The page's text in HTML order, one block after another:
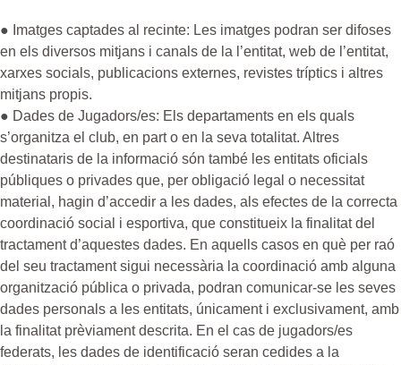
● Imatges captades al recinte: Les imatges podran ser difoses
en els diversos mitjans i canals de la l’entitat, web de l’entitat,
xarxes socials, publicacions externes, revistes tríptics i altres
mitjans propis.
● Dades de Jugadors/es: Els departaments en els quals
s’organitza el club, en part o en la seva totalitat. Altres
destinataris de la informació són també les entitats oficials
públiques o privades que, per obligació legal o necessitat
material, hagin d’accedir a les dades, als efectes de la correcta
coordinació social i esportiva, que constitueix la finalitat del
tractament d’aquestes dades. En aquells casos en què per raó
del seu tractament sigui necessària la coordinació amb alguna
organització pública o privada, podran comunicar-se les seves
dades personals a les entitats, únicament i exclusivament, amb
la finalitat prèviament descrita. En el cas de jugadors/es
federats, les dades de identificació seran cedides a la